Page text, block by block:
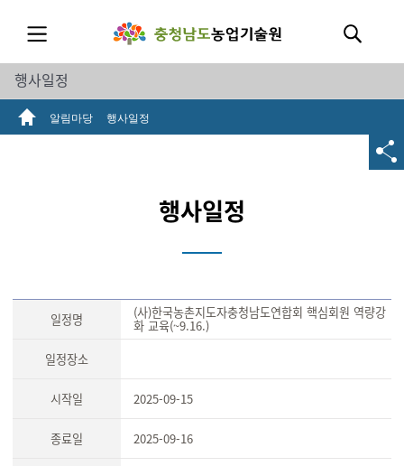
행사일정
알림마당 행사일정
행사일정
일정명 (사)한국농촌지도자충청남도연합회 핵심회원 역량강
화 교육(~9.16.)
일정장소
시작일 2025-09-15
종료일 2025-09-16